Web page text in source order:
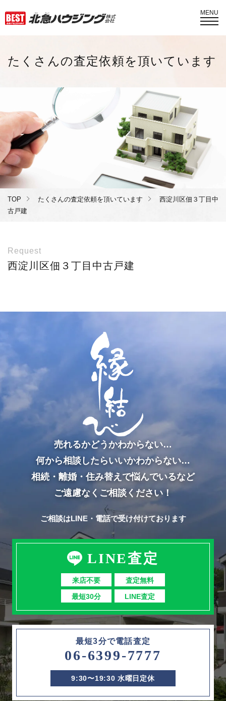
MENU
たくさんの査定依頼を頂いています
TOP たくさんの査定依頼を頂いています
西淀川区佃３丁目中
古戸建
Request
西淀川区佃３丁目中古戸建
売れるかどうかわからない…
何から相談したらいいかわからない…
相続・離婚・住み替えで悩んでいるなど
ご遠慮なくご相談ください！
ご相談はLINE・電話で受け付けております
LINE査定
来店不要
査定無料
最短30分
LINE査定
最短3分で電話査定
06-6399-7777
9:30〜19:30 水曜日定休